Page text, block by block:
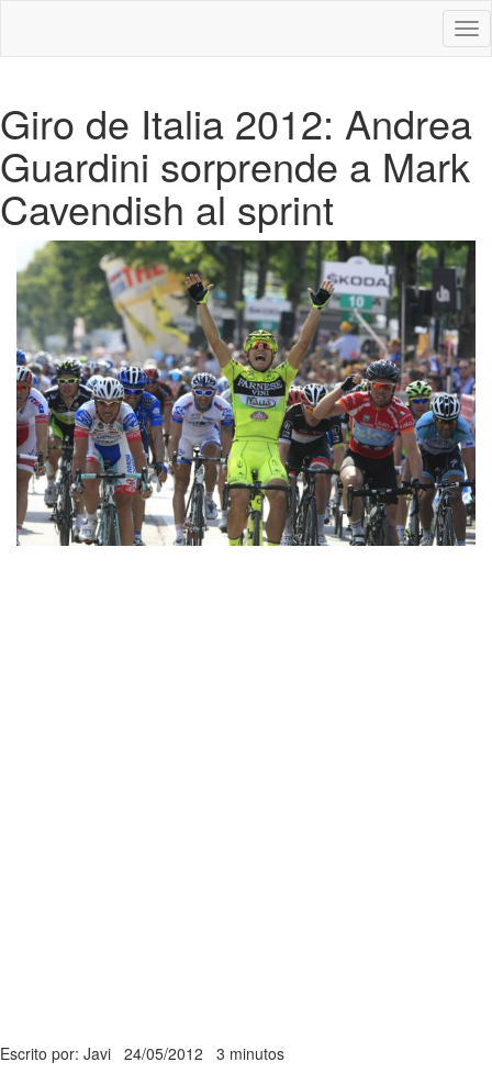
Giro de Italia 2012: Andrea
Guardini sorprende a Mark
Cavendish al sprint
Escrito por: Javi 24/05/2012 3 minutos